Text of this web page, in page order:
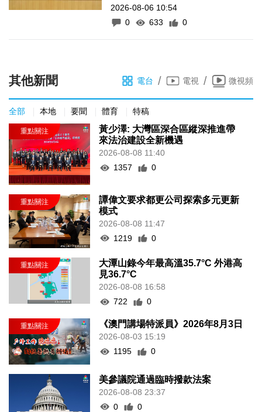
2026-08-06 10:54
0
633 0
其他新聞 電台 / 電視 / 微視頻
全部 本地 要聞 體育 特稿
黃少澤: 大灣區深合區縱深推進帶
來法治建設全新機遇
2026-08-08 11:40
1357
0
譚偉文要求都更公司探索多元更新
模式
2026-08-08 11:47
1219
0
大潭山錄今年最高溫35.7°C 外港高
見36.7°C
2026-08-08 16:58
722
0
《澳門講場特派員》2026年8月3日
2026-08-03 15:19
1195
0
美參議院通過臨時撥款法案
2026-08-08 23:37
0
0